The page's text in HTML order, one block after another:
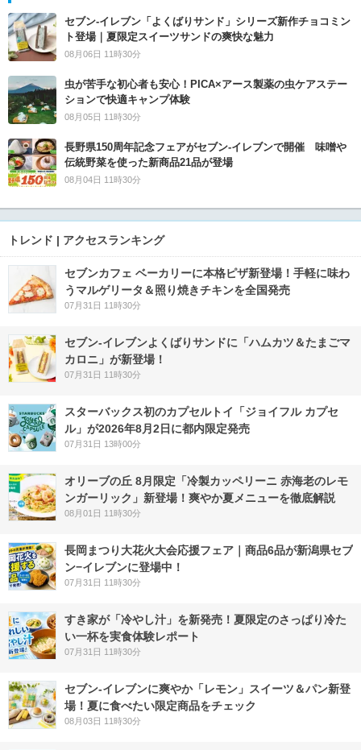
セブン‐イレブン「よくばりサンド」シリーズ新作チョコミン
ト登場｜夏限定スイーツサンドの爽快な魅力
08月06日 11時30分
虫が苦手な初心者も安心！PICA×アース製薬の虫ケアステー
ションで快適キャンプ体験
08月05日 11時30分
長野県150周年記念フェアがセブン-イレブンで開催 味噌や
伝統野菜を使った新商品21品が登場
08月04日 11時30分
トレンド | アクセスランキング
セブンカフェ ベーカリーに本格ピザ新登場！手軽に味わ
うマルゲリータ＆照り焼きチキンを全国発売
07月31日 11時30分
セブン‐イレブンよくばりサンドに「ハムカツ＆たまごマ
カロニ」が新登場！
07月31日 11時30分
スターバックス初のカプセルトイ「ジョイフル カプセ
ル」が2026年8月2日に都内限定発売
07月31日 13時00分
オリーブの丘 8月限定「冷製カッペリーニ 赤海老のレモ
ンガーリック」新登場！爽やか夏メニューを徹底解説
08月01日 11時30分
長岡まつり大花火大会応援フェア｜商品6品が新潟県セブ
ン−イレブンに登場中！
07月31日 11時30分
すき家が「冷やし汁」を新発売！夏限定のさっぱり冷た
い一杯を実食体験レポート
07月31日 11時30分
セブン‐イレブンに爽やか「レモン」スイーツ＆パン新登
場！夏に食べたい限定商品をチェック
08月03日 11時30分